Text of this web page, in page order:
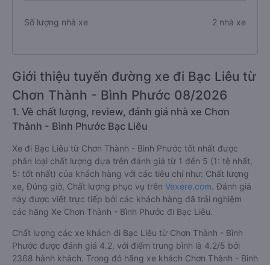
Số lượng nhà xe 2 nhà xe
Giới thiệu tuyến đường xe đi Bạc Liêu từ
Chơn Thành - Bình Phước 08/2026
1. Về chất lượng, review, đánh giá nhà xe Chơn
Thành - Bình Phước Bạc Liêu
Xe đi Bạc Liêu từ Chơn Thành - Bình Phước tốt nhất được
phân loại chất lượng dựa trên đánh giá từ 1 đến 5 (1: tệ nhất,
5: tốt nhất) của khách hàng với các tiêu chí như: Chất lượng
xe, Đúng giờ, Chất lượng phục vụ trên Vexere.com. Đánh giá
này được viết trực tiếp bởi các khách hàng đã trải nghiệm
các hãng Xe Chơn Thành - Bình Phước đi Bạc Liêu.
Chất lượng các xe khách đi Bạc Liêu từ Chơn Thành - Bình
Phước được đánh giá 4.2, với điểm trung bình là 4.2/5 bởi
2368 hành khách. Trong đó hãng xe khách Chơn Thành - Bình